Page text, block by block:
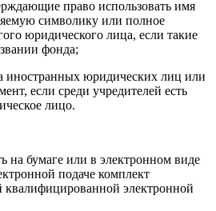
право использовать имя
символику или полное
юридического лица, если такие
фонда;
иностранных юридических лиц или
если среди учредителей есть
лицо.
на бумаге или в электронном виде
подаче комплект
электронной